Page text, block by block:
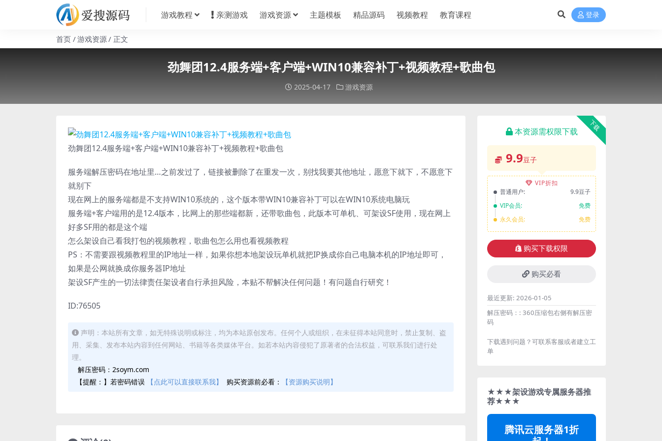
游戏教程 亲测游戏 游戏资源 主题模板 精品源码 视频教程 教育课程 登录
首页 游戏资源 正文
劲舞团12.4服务端+客户端+WIN10兼容补丁+视频教程+歌曲包
2025-04-17 游戏资源
劲舞团12.4服务端+客户端+WIN10兼容补丁+视频教程+歌曲包
服务端解压密码在地址里…之前发过了，链接被删除了在重发一次，别找我要其他地址，愿意下就下，不愿意下
就别下
现在网上的服务端都是不支持WIN10系统的，这个版本带WIN10兼容补丁可以在WIN10系统电脑玩
服务端+客户端用的是12.4版本，比网上的那些端都新，还带歌曲包，此版本可单机、可架设SF使用，现在网上
好多SF用的都是这个端
怎么架设自己看我打包的视频教程，歌曲包怎么用也看视频教程
PS：不需要跟视频教程里的IP地址一样，如果你想本地架设玩单机就把IP换成你自己电脑本机的IP地址即可，
如果是公网就换成你服务器IP地址
架设SF产生的一切法律责任架设者自行承担风险，本贴不帮解决任何问题！有问题自行研究！
ID:76505
声明：本站所有文章，如无特殊说明或标注，均为本站原创发布。任何个人或组织，在未征得本站同意时，禁止复制、盗
用、采集、发布本站内容到任何网站、书籍等各类媒体平台。如若本站内容侵犯了原著者的合法权益，可联系我们进行处
理。
解压密码：2soym.com
【提醒：】若密码错误
【点此可以直接联系我】 购买资源前必看： 【资源购买说明】
下载
本资源需权限下载
9.9豆子
VIP折扣
普通用户:
9.9豆子
VIP会员:
免费
永久会员:
免费
购买下载权限
购买必看
最近更新: 2026-01-05
解压密码：: 360压缩包右侧有解压密
码
下载遇到问题？可联系客服或者建立工
单
★★★架设游戏专属服务器推
荐★★★
腾讯云服务器1折